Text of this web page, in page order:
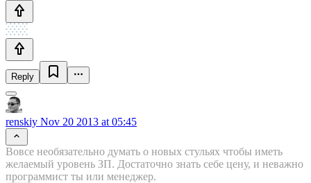
Reply
renskiy Nov 20 2013 at 05:45
Вовсе необязательно думать о новых стульях чтобы иметь
желаемый уровень ЗП. Достаточно знать себе цену, и неважно
программист ты или менеджер.